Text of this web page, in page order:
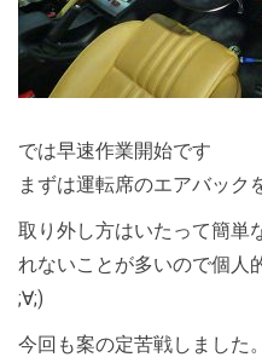
では早速作業開始です
まずは運転席のエアバック
取り外し方はいたって簡単
れないことが多いので個人
;∀;)
今回も案の定苦戦しました。